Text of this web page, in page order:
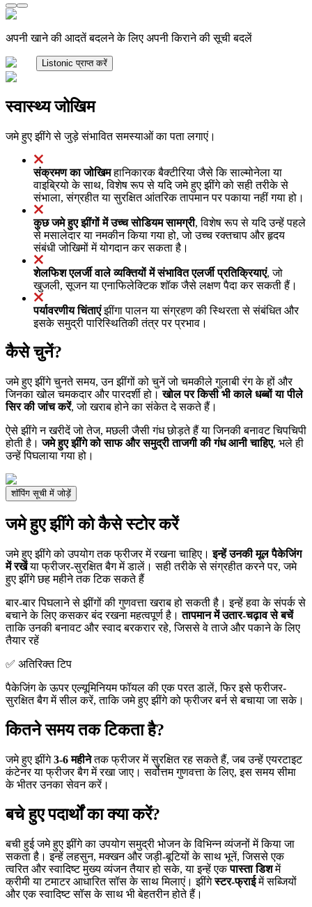
अपनी खाने की आदतें बदलने के लिए अपनी किराने की सूची बदलें
Listonic प्राप्त करें
स्वास्थ्य जोखिम
जमे हुए झींगे से जुड़े संभावित समस्याओं का पता लगाएं।
संक्रमण का जोखिमहानिकारक बैक्टीरिया जैसे कि साल्मोनेला या
वाइब्रियो के साथ, विशेष रूप से यदि जमे हुए झींगे को सही तरीके से
संभाला, संग्रहीत या सुरक्षित आंतरिक तापमान पर पकाया नहीं गया हो।
कुछ जमे हुए झींगों में उच्च सोडियम सामग्री, विशेष रूप से यदि उन्हें पहले
से मसालेदार या नमकीन किया गया हो, जो उच्च रक्तचाप और हृदय
संबंधी जोखिमों में योगदान कर सकता है।
शेलफिश एलर्जी वाले व्यक्तियों में संभावित एलर्जी प्रतिक्रियाएं, जो
खुजली, सूजन या एनाफिलेक्टिक शॉक जैसे लक्षण पैदा कर सकती हैं।
पर्यावरणीय चिंताएंझींगा पालन या संग्रहण की स्थिरता से संबंधित और
इसके समुद्री पारिस्थितिकी तंत्र पर प्रभाव।
कैसे चुनें?
जमे हुए झींगे चुनते समय, उन झींगों को चुनें जो चमकीले गुलाबी रंग के हों और
जिनका खोल चमकदार और पारदर्शी हो।खोल पर किसी भी काले धब्बों या पीले
सिर की जांच करें, जो खराब होने का संकेत दे सकते हैं।
ऐसे झींगे न खरीदें जो तेज, मछली जैसी गंध छोड़ते हैं या जिनकी बनावट चिपचिपी
होती है।जमे हुए झींगे को साफ और समुद्री ताजगी की गंध आनी चाहिए, भले ही
उन्हें पिघलाया गया हो।
शॉपिंग सूची में जोड़ें
जमे हुए झींगे को कैसे स्टोर करें
जमे हुए झींगे को उपयोग तक फ्रीजर में रखना चाहिए।इन्हें उनकी मूल पैकेजिंग
में रखेंया फ्रीजर-सुरक्षित बैग में डालें। सही तरीके से संग्रहीत करने पर, जमे
हुए झींगे छह महीने तक टिक सकते हैं
बार-बार पिघलाने से झींगों की गुणवत्ता खराब हो सकती है। इन्हें हवा के संपर्क से
बचाने के लिए कसकर बंद रखना महत्वपूर्ण है।तापमान में उतार-चढ़ाव से बचें
ताकि उनकी बनावट और स्वाद बरकरार रहे, जिससे वे ताजे और पकाने के लिए
तैयार रहें
✅ अतिरिक्त टिप
पैकेजिंग के ऊपर एल्यूमिनियम फॉयल की एक परत डालें, फिर इसे फ्रीजर-
सुरक्षित बैग में सील करें, ताकि जमे हुए झींगे को फ्रीजर बर्न से बचाया जा सके।
कितने समय तक टिकता है?
जमे हुए झींगे3-6 महीनेतक फ्रीजर में सुरक्षित रह सकते हैं, जब उन्हें एयरटाइट
कंटेनर या फ्रीजर बैग में रखा जाए। सर्वोत्तम गुणवत्ता के लिए, इस समय सीमा
के भीतर उनका सेवन करें।
बचे हुए पदार्थों का क्या करें?
बची हुई जमे हुए झींगे का उपयोग समुद्री भोजन के विभिन्न व्यंजनों में किया जा
सकता है। इन्हें लहसुन, मक्खन और जड़ी-बूटियों के साथ भूनें, जिससे एक
त्वरित और स्वादिष्ट मुख्य व्यंजन तैयार हो सके, या इन्हें एकपास्ता डिशमें
क्रीमी या टमाटर आधारित सॉस के साथ मिलाएं। झींगेस्टर-फ्राईमें सब्जियों
और एक स्वादिष्ट सॉस के साथ भी बेहतरीन होते हैं।